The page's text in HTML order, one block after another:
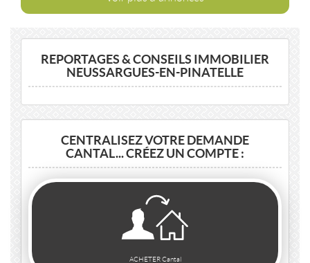
REPORTAGES & CONSEILS IMMOBILIER
NEUSSARGUES-EN-PINATELLE
CENTRALISEZ VOTRE DEMANDE
CANTAL... CRÉEZ UN COMPTE :
ACHETER Cantal